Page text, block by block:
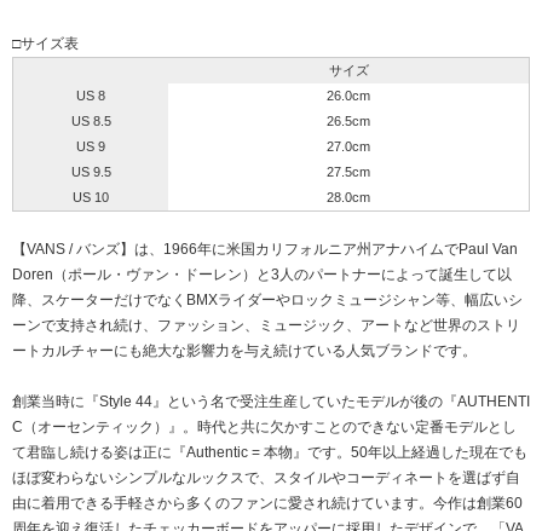
□サイズ表
サイズ
US 8
26.0cm
US 8.5
26.5cm
US 9
27.0cm
US 9.5
27.5cm
US 10
28.0cm
【VANS / バンズ】は、1966年に米国カリフォルニア州アナハイムでPaul Van
Doren（ポール・ヴァン・ドーレン）と3人のパートナーによって誕生して以
降、スケーターだけでなくBMXライダーやロックミュージシャン等、幅広いシ
ーンで支持され続け、ファッション、ミュージック、アートなど世界のストリ
ートカルチャーにも絶大な影響力を与え続けている人気ブランドです。
創業当時に『Style 44』という名で受注生産していたモデルが後の『AUTHENTI
C（オーセンティック）』。時代と共に欠かすことのできない定番モデルとし
て君臨し続ける姿は正に『Authentic = 本物』です。50年以上経過した現在でも
ほぼ変わらないシンプルなルックスで、スタイルやコーディネートを選ばず自
由に着用できる手軽さから多くのファンに愛され続けています。今作は創業60